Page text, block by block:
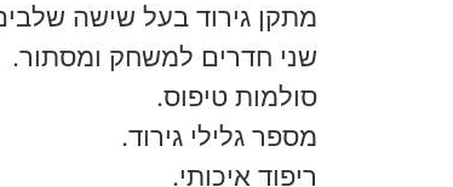
מתקן גירוד בעל שישה
שני חדרים למשחק ומסתור.
סולמות טיפוס.
מספר גלילי גירוד.
ריפוד איכותי.